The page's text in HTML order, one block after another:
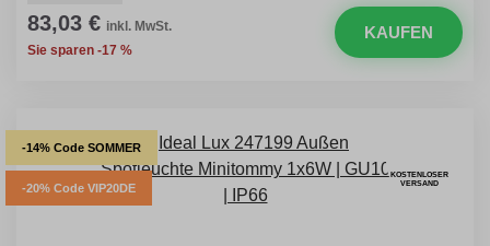
83,03 € inkl. MwSt.
Sie sparen -17 %
KAUFEN
-14% Code SOMMER
-20% Code VIP20DE
KOSTENLOSER
VERSAND